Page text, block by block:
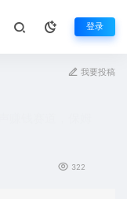
登录
我要投稿
322